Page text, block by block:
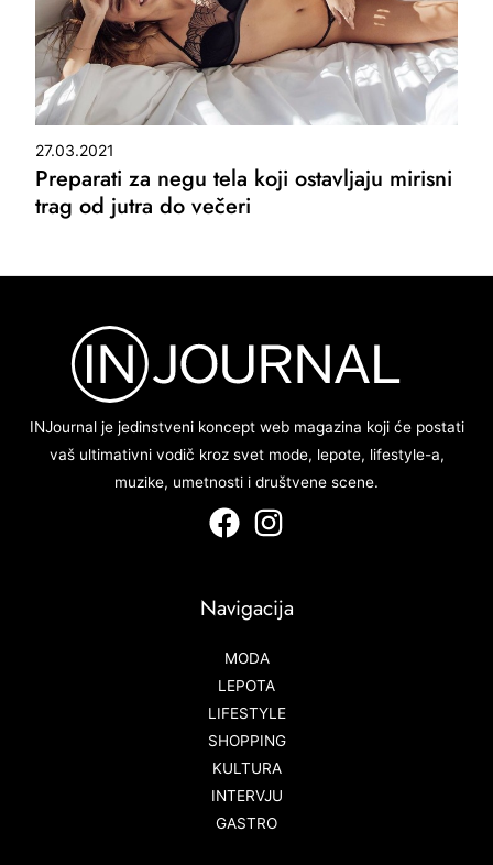
27.03.2021
Preparati za negu tela koji ostavljaju mirisni
trag od jutra do večeri
INJournal je jedinstveni koncept web magazina koji će postati
vaš ultimativni vodič kroz svet mode, lepote, lifestyle-a,
muzike, umetnosti i društvene scene.
Navigacija
MODA
LEPOTA
LIFESTYLE
SHOPPING
KULTURA
INTERVJU
GASTRO